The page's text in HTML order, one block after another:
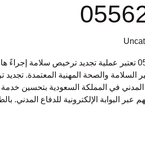
اتصل الان 0556272661 تعتبر عملية تجديد ترخيص سلامة
السلامة والصحة المهنية المعتمدة.
المدني في المملكة السعودية بتحسين
البوابة الإلكترونية للدفاع المدني.